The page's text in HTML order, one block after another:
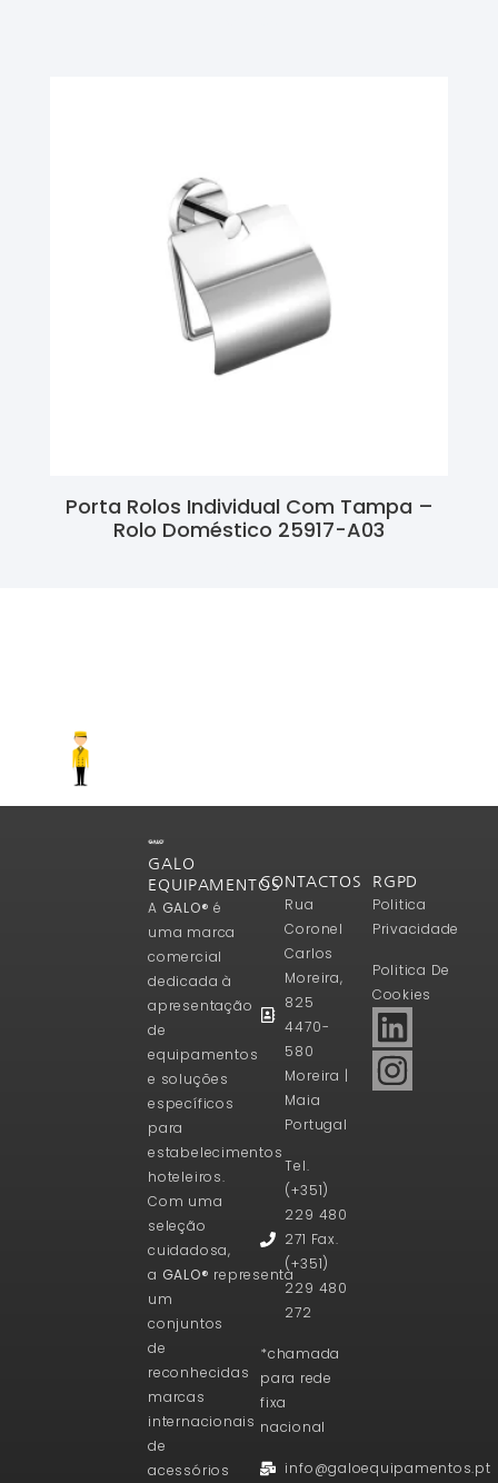
Porta Rolos Individual Com Tampa –
Rolo Doméstico 25917-A03
GALO
EQUIPAMENTOS
A GALO® é
uma marca
comercial
dedicada à
apresentação
de
equipamentos
e soluções
específicos
para
estabelecimentos
hoteleiros.
Com uma
seleção
cuidadosa,
a GALO® representa
um
conjuntos
de
reconhecidas
marcas
internacionais
de
acessórios
CONTACTOS
Rua
Coronel
Carlos
Moreira,
825
4470-
580
Moreira |
Maia
Portugal
Tel.
(+351)
229 480
271 Fax.
(+351)
229 480
272
*chamada
para rede
fixa
nacional
info@galoequipamentos.pt
RGPD
Politica
Privacidade
Politica De
Cookies